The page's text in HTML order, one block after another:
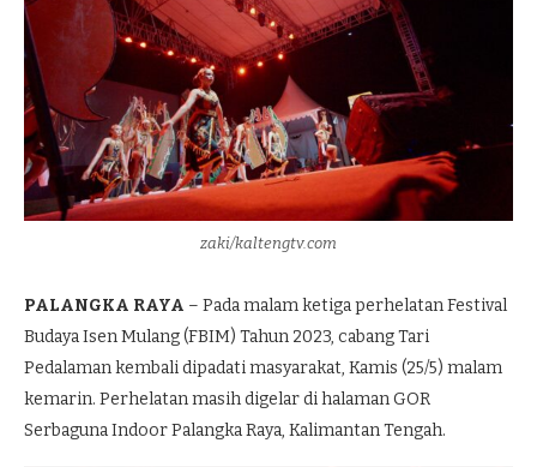
zaki/kaltengtv.com
PALANGKA RAYA – Pada malam ketiga perhelatan Festival
Budaya Isen Mulang (FBIM) Tahun 2023, cabang Tari
Pedalaman kembali dipadati masyarakat, Kamis (25/5) malam
kemarin. Perhelatan masih digelar di halaman GOR
Serbaguna Indoor Palangka Raya, Kalimantan Tengah.